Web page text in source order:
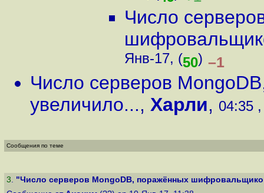
Число
Янв-17, (50) –1
Число серверов
увеличило..., Харли, 04:35
Сообщения по теме
3. "Число серверов MongoDB, поражённых